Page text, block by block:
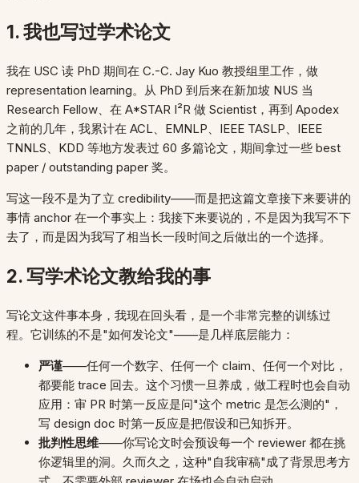
1. 我也写过学术论文
我在 USC 读 PhD 期间在 C.-C. Jay Kuo 教授组里工作，做
representation learning。从 PhD 到后来在新加坡 NUS 当
Research Fellow、在 A*STAR I²R 做 Scientist，再到 Apodex
之前的几年，我累计在 ACL、EMNLP、IEEE TASLP、IEEE
TNNLS、KDD 等地方发表过 60 多篇论文，期间拿过一些 best
paper / outstanding paper 奖。
写这一段不是为了立 credibility——而是把这篇文章接下来要讲的
事情 anchor 在一个事实上：我接下来要说的，不是因为我写不下
去了，而是因为我写了相当长一段时间之后做出的一个选择。
2. 写学术论文教给我的事
写论文这件事本身，我现在回头看，是一个非常完整的训练过
程。它训练的不是"如何发论文"——是几样底层能力：
严谨——任何一个数字、任何一个 claim、任何一个对比，
都要能 trace 回去。这个习惯一旦养成，做工程时也会自动
应用：审 PR 时第一反应是问"这个 metric 是怎么测的"，
写 design doc 时第一反应是把假设和已知拆开。
批判性思维——你写论文时会预设每一个 reviewer 都在挑
你逻辑里的洞。久而久之，这种"自我审稿"成了背景思考方